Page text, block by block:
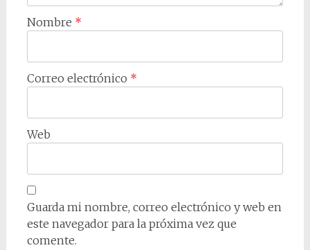
Nombre *
Correo electrónico *
Web
Guarda mi nombre, correo electrónico y web en
este navegador para la próxima vez que
comente.